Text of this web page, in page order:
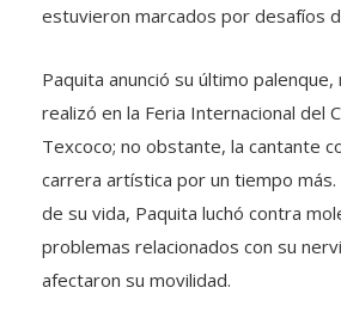
estuvieron marcados por desafíos
Paquita anunció su último
realizó en la Feria Internacional del
Texcoco; no obstante, la cantante
carrera artística por un tiempo
de su vida, Paquita luchó contra
problemas relacionados con su
afectaron su movilidad.